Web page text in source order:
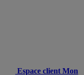
Espace client Mon